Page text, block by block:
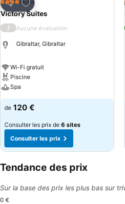
Partager
4 ÉtoilesHôtel
Victory Suites
/ Aucune évaluation
Gibraltar, Gibraltar
Wi-Fi gratuit
Piscine
Spa
de 120 €
Consulter les prix de 6 sites
Consulter les prix
Tendance des prix
Sur la base des prix les plus bas sur
0 €